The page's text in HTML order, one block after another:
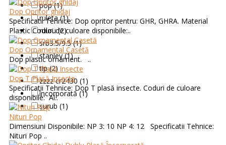
pop (1)
ruleta (1)
rulou (2)
srb3.5/9.5 (1)
stanley (1)
tip (2)
zzzz cr2430 (1)
încorporată (1)
șurub (1)
Dop Opritor ghidaj
Specificatii Tehnice: Dop opritor pentru: GHR, GHRA. Material
Plastic Coduri de culoare disponibile:..
Dop Ornamental Casetă
Dop plastic ornament. ..
Dop T Plasă Insecte
Specificatii Tehnice: Dop T plasă insecte. Coduri de culoare
disponibile: Al..
Nituri Pop
Dimensiuni Disponibile: NP 3: 10 NP 4: 12 Specificatii Tehnice:
Nituri Pop ..